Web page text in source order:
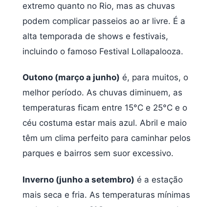
extremo quanto no Rio, mas as chuvas
podem complicar passeios ao ar livre. É a
alta temporada de shows e festivais,
incluindo o famoso Festival Lollapalooza.
Outono (março a junho) é, para muitos, o
melhor período. As chuvas diminuem, as
temperaturas ficam entre 15°C e 25°C e o
céu costuma estar mais azul. Abril e maio
têm um clima perfeito para caminhar pelos
parques e bairros sem suor excessivo.
Inverno (junho a setembro) é a estação
mais seca e fria. As temperaturas mínimas